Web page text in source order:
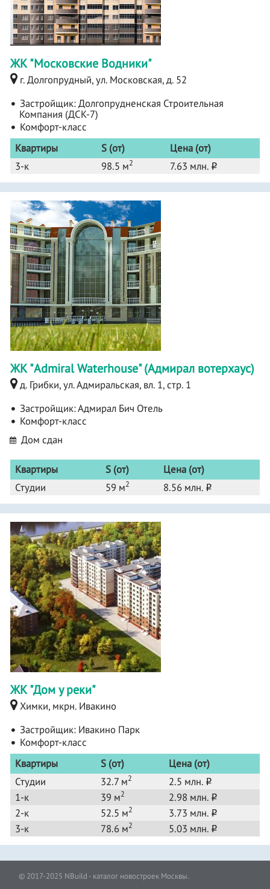
ЖК "Московские Водники"
г. Долгопрудный, ул. Московская, д. 52
Застройщик:Долгопрудненская Строительная
Компания (ДСК-7)
Комфорт-класс
Квартиры
S (от)
Цена (от)
3-к
98.5 м2 7.63 млн. o
ЖК "Admiral Waterhouse" (Адмирал вотерхаус)
д. Грибки, ул. Адмиральская, вл. 1, стр. 1
Застройщик:Адмирал Бич Отель
Комфорт-класс
Дом сдан
Квартиры S (от)
Цена (от)
Студии
59 м2 8.56 млн. o
ЖК "Дом у реки"
Химки, мкрн. Ивакино
Застройщик: Ивакино Парк
Комфорт-класс
Квартиры
S (от)
Цена (от)
Студии
32.7 м2 2.5 млн. o
1-к 39 м2 2.98 млн. o
2-к 52.5 м2 3.73 млн. o
3-к 78.6 м2 5.03 млн. o
© 2017-2025 NBuild - каталог новостроек Москвы.